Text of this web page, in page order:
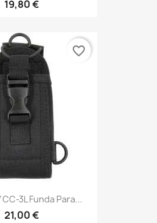
19,80 €
CC-3L Funda Para...
21,00 €
favorite_border